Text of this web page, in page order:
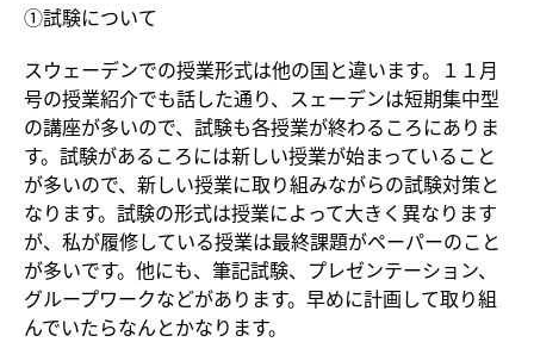
①試験について
スウェーデンでの授業形式は他の国と違います。１１月
号の授業紹介でも話した通り、スェーデンは短期集中型
の講座が多いので、試験も各授業が終わるころにありま
す。試験があるころには新しい授業が始まっていること
が多いので、新しい授業に取り組みながらの試験対策と
なります。試験の形式は授業によって大きく異なります
が、私が履修している授業は最終課題がペーパーのこと
が多いです。他にも、筆記試験、プレゼンテーション、
グループワークなどがあります。早めに計画して取り組
んでいたらなんとかなります。